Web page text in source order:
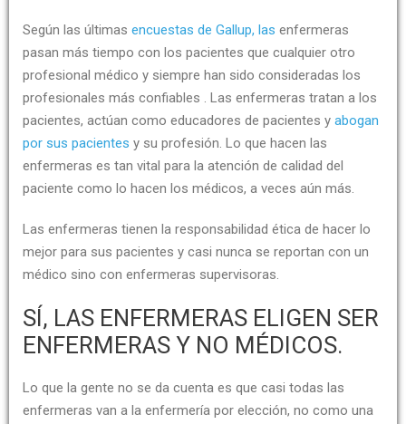
Según las últimas encuestas de Gallup, las enfermeras
pasan más tiempo con los pacientes que cualquier otro
profesional médico y siempre han sido consideradas los
profesionales más confiables . Las enfermeras tratan a los
pacientes, actúan como educadores de pacientes y abogan
por sus pacientes y su profesión. Lo que hacen las
enfermeras es tan vital para la atención de calidad del
paciente como lo hacen los médicos, a veces aún más.
Las enfermeras tienen la responsabilidad ética de hacer lo
mejor para sus pacientes y casi nunca se reportan con un
médico sino con enfermeras supervisoras.
SÍ, LAS ENFERMERAS ELIGEN SER
ENFERMERAS Y NO MÉDICOS.
Lo que la gente no se da cuenta es que casi todas las
enfermeras van a la enfermería por elección, no como una